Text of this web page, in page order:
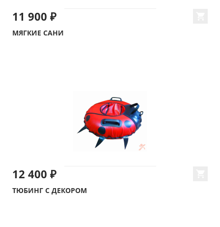
11 900 ₽
МЯГКИЕ САНИ
12 400 ₽
ТЮБИНГ С ДЕКОРОМ